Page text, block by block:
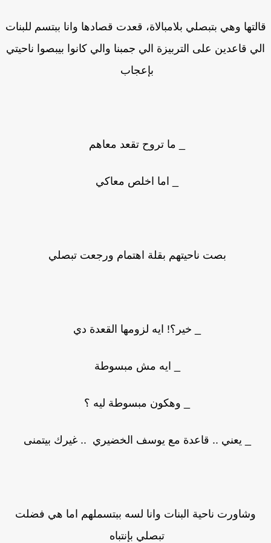
وهي بتبصلي بلامبالاة، قعدت قصادها وانا ببتسم للبنات
قاعدين على التربيزة الي جمبنا والي كانوا بيبصوا ناحيتي
بإعجاب
_ ما تروح تقعد معاهم
_ اما اخلص معاكي
بصت ناحيتهم بقلة اهتمام ورجعت تبصلي
_ خير؟! ايه لزومها القعدة دي
_ ايه مش مبسوطة
_ وهكون مبسوطة ليه ؟
_ يعني .. قاعدة مع يوسف الخضيري .. غيرك بيتمنى
وشاورت ناحية البنات وانا لسه ببتسملهم اما هي فضلت
تبصلي بإنتباه